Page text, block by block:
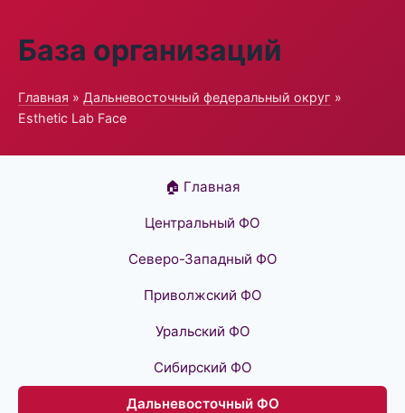
База организаций
Главная » Дальневосточный федеральный округ »
Esthetic Lab Face
🏠 Главная
Центральный ФО
Северо-Западный ФО
Приволжский ФО
Уральский ФО
Сибирский ФО
Дальневосточный ФО